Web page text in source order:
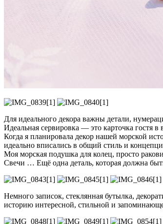
Для идеального декора важны детали,
Идеальная сервировка — это карточка гостя
Когда я планировала декор нашей морской
идеально вписались в общий стиль и
Моя морская подушка для колец, просто
Свечи … Ещё одна деталь, которая должна
Немного записок, стеклянная бутылка,
историю интересной, стильной и